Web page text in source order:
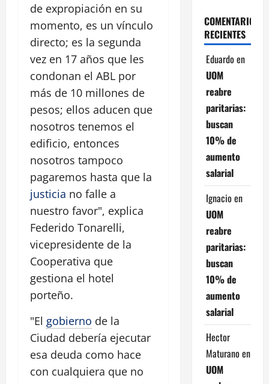
de expropiación en su
momento, es un vínculo
directo; es la segunda
vez en 17 años que les
condonan el ABL por
más de 10 millones de
pesos; ellos aducen que
nosotros tenemos el
edificio, entonces
nosotros tampoco
pagaremos hasta que la
justicia no falle a
nuestro favor", explica
Federido Tonarelli,
vicepresidente de la
Cooperativa que
gestiona el hotel
porteño.
"El gobierno de la
Ciudad debería ejecutar
esa deuda como hace
con cualquiera que no
COMENTARIOS
RECIENTES
Eduardo en
UOM
reabre
paritarias:
buscan
10% de
aumento
salarial
Ignacio en
UOM
reabre
paritarias:
buscan
10% de
aumento
salarial
Hector
Maturano en
UOM